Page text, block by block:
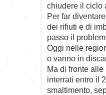
chiudere il ciclo
Per far
dei rifiuti e di
passo il
Oggi nelle
o vanno in
Ma di fronte
interrati entro il
smaltimento,